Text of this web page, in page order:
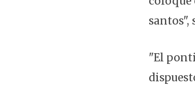
santos",
"El